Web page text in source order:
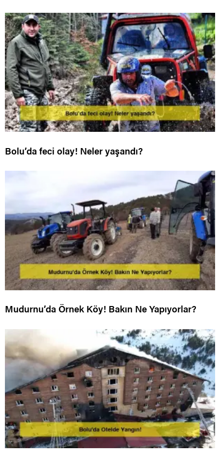
Bolu’da feci olay! Neler yaşandı?
Mudurnu’da Örnek Köy! Bakın Ne Yapıyorlar?